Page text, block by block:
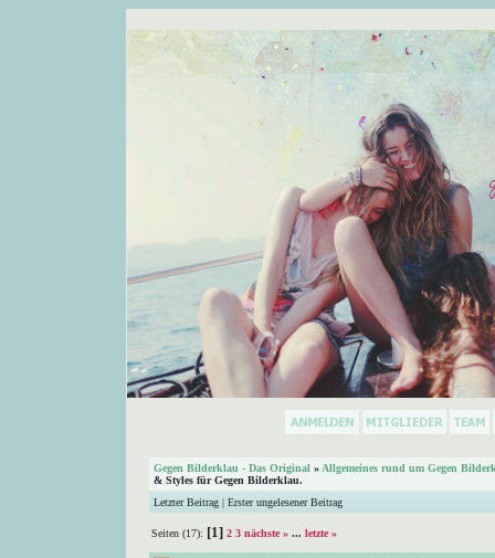
Gegen Bilderklau - Das Original » Allgemeines rund um Gegen
& Styles für Gegen Bilderklau.
Letzter Beitrag | Erster ungelesener Beitrag
Seiten (17): [1] 2 3 nächste » ... letzte »